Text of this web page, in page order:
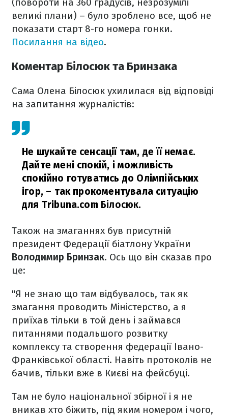
великі плани) – було зроблено все, щоб не
показати старт 8-го номера гонки.
Посилання на відео.
Коментар Білосюк та Бринзака
Сама Олена Білосюк ухилилася від відповіді
на запитання журналістів:
Не шукайте сенсації там, де її немає.
Дайте мені спокій, і можливість
спокійно готуватись до Олімпійських
ігор, – так прокоментувала ситуацію
для Tribuna.comБілосюк.
Також на змаганнях був присутній
президент Федерації біатлону України
Володимир Бринзак. Ось що він сказав про
це:
"Я не знаю що там відбувалось, так як
змагання проводить Міністерство, а я
приїхав тільки в той день і займався
питаннями подальшого розвитку
комплексу та створення федерації Івано-
Франківської області. Навіть протоколів не
бачив, тільки вже в Києві на фейсбуці.
Там не було національної збірної і я не
вникав хто біжить, під яким номером і чого,